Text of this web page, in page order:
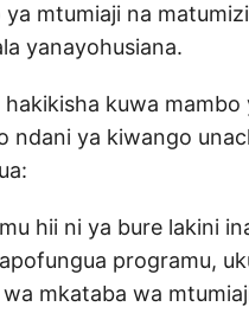
ya mtumiaji na
yanayohusiana.
kuwa mambo
ndani ya kiwango
hii ni ya bure lakini
programu,
mkataba wa